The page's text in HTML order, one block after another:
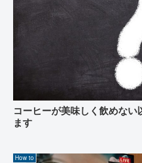
コーヒーが美味しく飲めな
ます
How to